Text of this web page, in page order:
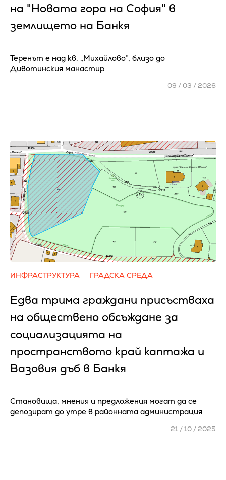
на "Новата гора на София" в
землището на Банкя
Теренът е над кв. „Михайлово”, близо до
Дивотинския манастир
09 / 03 / 2026
ИНФРАСТРУКТУРА ГРАДСКА СРЕДА
Едва трима граждани присъстваха
на обществено обсъждане за
социализацията на
пространството край каптажа и
Вазовия дъб в Банкя
Становища, мнения и предложения могат да се
депозират до утре в районната администрация
21 / 10 / 2025